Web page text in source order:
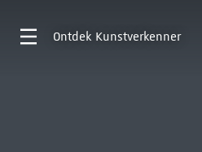
Ontdek Kunstverkenner